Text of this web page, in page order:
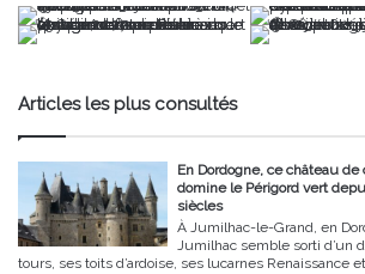
Articles les plus consultés
En Dordogne, ce château de
domine le Périgord vert
siècles
À Jumilhac-le-Grand, en
Jumilhac semble sorti d’un
tours, ses toits d’ardoise, ses lucarnes Renaissance